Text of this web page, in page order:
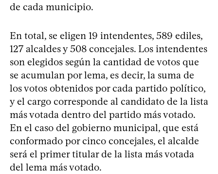
de cada municipio.
En total, se eligen 19 intendentes, 589 ediles,
127 alcaldes y 508 concejales. Los intendentes
son elegidos según la cantidad de votos que
se acumulan por lema, es decir, la suma de
los votos obtenidos por cada partido político,
y el cargo corresponde al candidato de la lista
más votada dentro del partido más votado.
En el caso del gobierno municipal, que está
conformado por cinco concejales, el alcalde
será el primer titular de la lista más votada
del lema más votado.